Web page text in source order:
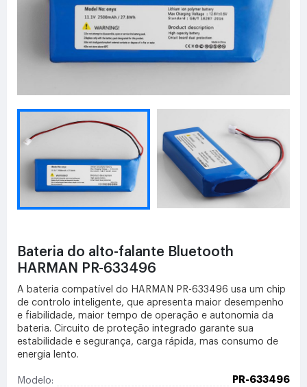
Bateria do alto-falante Bluetooth
HARMAN PR-633496
A bateria compatível do HARMAN PR-633496 usa um chip
de controlo inteligente, que apresenta maior desempenho
e fiabilidade, maior tempo de operação e autonomia da
bateria. Circuito de proteção integrado garante sua
estabilidade e segurança, carga rápida, mas consumo de
energia lento.
Modelo: PR-633496